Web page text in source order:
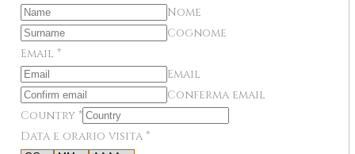
Nome
Cognome
Email *
Email
Conferma email
Country *
Data e orario visita *